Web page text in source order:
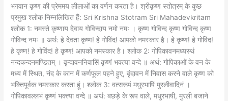
भगवान कृष्ण की प्रेममय लीलाओं का वर्णन करता है। श्रीकृष्ण स्तोत्रम् के कुछ
प्रमुख श्लोक निम्नलिखित हैं: Sri Krishna Stotram Sri Mahadevkritam
श्लोक 1: नमस्ते कृष्णाय देवाय गोविन्दाय नमो नमः । कृष्ण गोविन्द कृष्ण गोविन्द कृष्ण
गोविन्द नमः ॥ अर्थ: हे देवता कृष्ण! हे गोविंद! आपको नमस्कार है। हे कृष्ण! हे गोविंद!
हे कृष्ण! हे गोविंद! हे कृष्ण! आपको नमस्कार है। श्लोक 2: गोपिकावनमध्यस्थं
नन्दकन्दनमण्डितम् । वृन्दावननिवासिं कृष्णं भक्त्या वन्दे ॥ अर्थ: गोपिकाओं के वन के
मध्य में स्थित, नंद के कान में कर्णफूल पहने हुए, वृंदावन में निवास करने वाले कृष्ण को
भक्तिपूर्वक नमस्कार करता हूं। श्लोक 3: वत्सरूपं मधुरभाषिं मुरलीवादिनं ।
गोपिकावल्लभं कृष्णं भक्त्या वन्दे ॥ अर्थ: बछड़े के रूप वाले, मधुरभाषी, मुरली बजाने